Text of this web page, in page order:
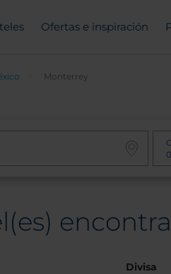
Ofertas e inspiración
Monterrey
Divisa